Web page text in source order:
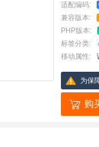
适配编码:
兼容版本:
PHP版本:
标签分类:
移动属性:
为保
购